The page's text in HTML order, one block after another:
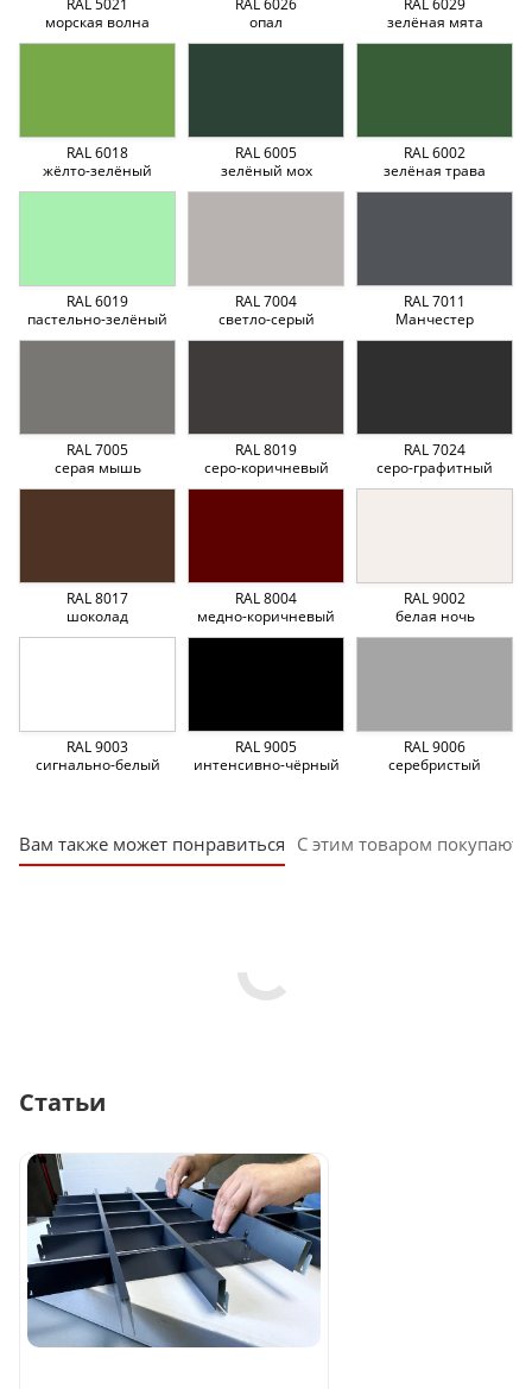
морская волна
опал
зелёная мята
RAL 6018
жёлто-зелёный
RAL 6005
зелёный мох
RAL 6002
зелёная трава
RAL 6019
пастельно-зелёный
RAL 7004
светло-серый
RAL 7011
Манчестер
RAL 7005
серая мышь
RAL 8019
серо-коричневый
RAL 7024
серо-графитный
RAL 8017
шоколад
RAL 8004
медно-коричневый
RAL 9002
белая ночь
RAL 9003
сигнально-белый
RAL 9005
интенсивно-чёрный
RAL 9006
серебристый
Вам также может понравиться С этим товаром покупают
Статьи